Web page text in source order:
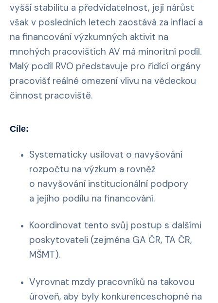
vyšší stabilitu a předvídatelnost, její nárůst
však v posledních letech zaostává za inflací a
na financování výzkumných aktivit na
mnohých pracovištích AV má minoritní podíl.
Malý podíl RVO představuje pro řídící orgány
pracovišť reálné omezení vlivu na vědeckou
činnost pracoviště.
Cíle:
Systematicky usilovat o navyšování
rozpočtu na výzkum a rovněž
o navyšování institucionální podpory
a jejího podílu na financování.
Koordinovat tento svůj postup s dalšími
poskytovateli (zejména GA ČR, TA ČR,
MŠMT).
Vyrovnat mzdy pracovníků na takovou
úroveň, aby byly konkurenceschopné na